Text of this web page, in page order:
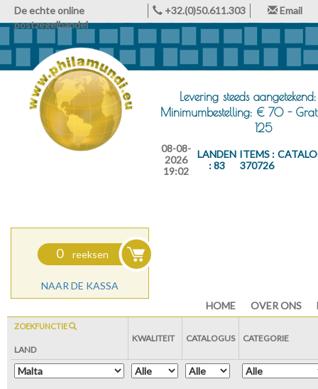
De echte online
postzegelhandel
+32.(0)50.611.303 Email
Levering steeds
Minimumbestelling: € 70 -
125
08-08-
2026
19:02
LANDEN
: 83
ITEMS :
370726
0 reeksen
NAAR DE KASSA
HOME
OVER ONS
ZOEKFUNCTIE
LAND
KWALITEIT CATALOGUS CATEGORIE